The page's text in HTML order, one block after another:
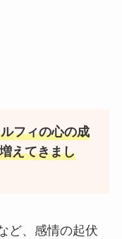
フィの心の成
えてきまし
ど、感情の起伏